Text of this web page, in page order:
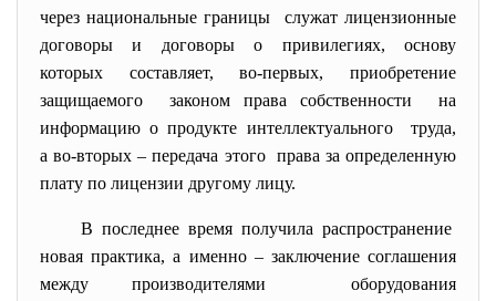
через национальные границы служат лицензионные
договоры и договоры о привилегиях, основу
которых составляет, во-первых, приобретение
защищаемого законом права собственности на
информацию о продукте интеллектуального труда,
а во-вторых – передача этого права за определенную
плату по лицензии другому лицу.
В последнее время получила распространение
новая практика, а именно – заключение соглашения
между производителями оборудования